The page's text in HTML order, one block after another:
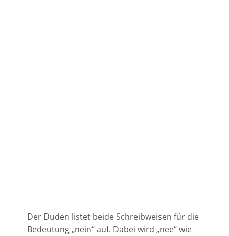
Der Duden listet beide Schreibweisen für die
Bedeutung „nein“ auf. Dabei wird „nee“ wie